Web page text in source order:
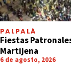
PALPALÁ
Fiestas
Martijena
6 de agosto, 2026